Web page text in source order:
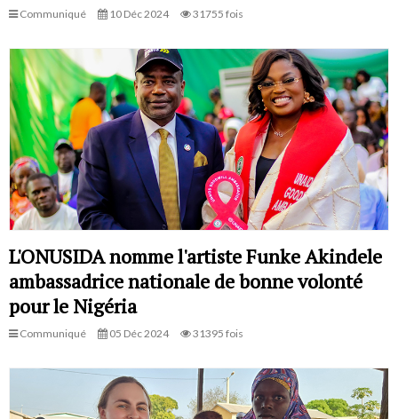
Communiqué 10 Déc 2024 31755 fois
L'ONUSIDA nomme l'artiste Funke Akindele
ambassadrice nationale de bonne volonté
pour le Nigéria
Communiqué 05 Déc 2024 31395 fois